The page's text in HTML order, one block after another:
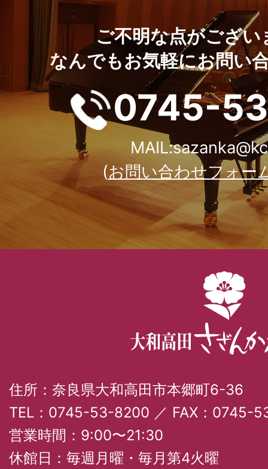
ご不明な点がござい
なんでもお気軽にお問い
0745-
(お問い合わせフォー
住所：奈良県大和高田市本郷町6-36
TEL：0745-53-8200 ／ FAX：0745-
営業時間：9:00〜21:30
休館日：毎週月曜・毎月第4火曜